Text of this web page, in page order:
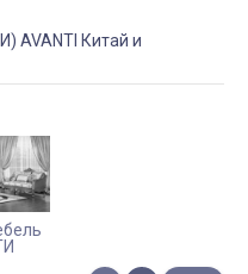
AVANTI Китай и